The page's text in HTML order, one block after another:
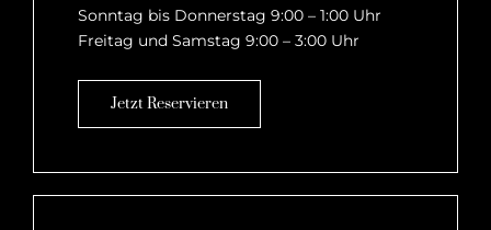
Sonntag bis Donnerstag 9:00 – 1:00 Uhr
Freitag und Samstag 9:00 – 3:00 Uhr
Jetzt Reservieren